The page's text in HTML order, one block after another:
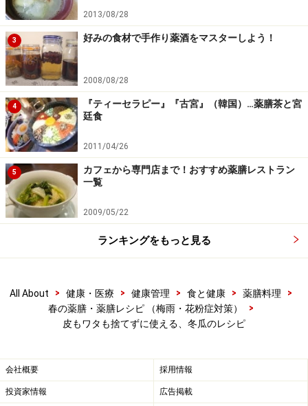
2013/08/28
3 好みの食材で手作り薬酒をマスターしよう！
2008/08/28
4
『ティーセラピー』『古宮』（韓国）…薬膳茶と宮
廷食
2011/04/26
5
カフェから専門店まで！おすすめ薬膳レストラン
一覧
2009/05/22
ランキングをもっと見る
All About > 健康・医療 > 健康管理 > 食と健康 > 薬膳料理
>
春の薬膳・薬膳レシピ （梅雨・花粉症対策）
>
皮もワタも捨てずに使える、冬瓜のレシピ
会社概要 採用情報
投資家情報 広告掲載